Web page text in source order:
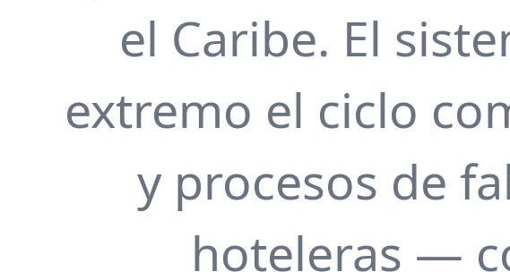
el Caribe. El
extremo el ciclo
y procesos de
hoteleras —